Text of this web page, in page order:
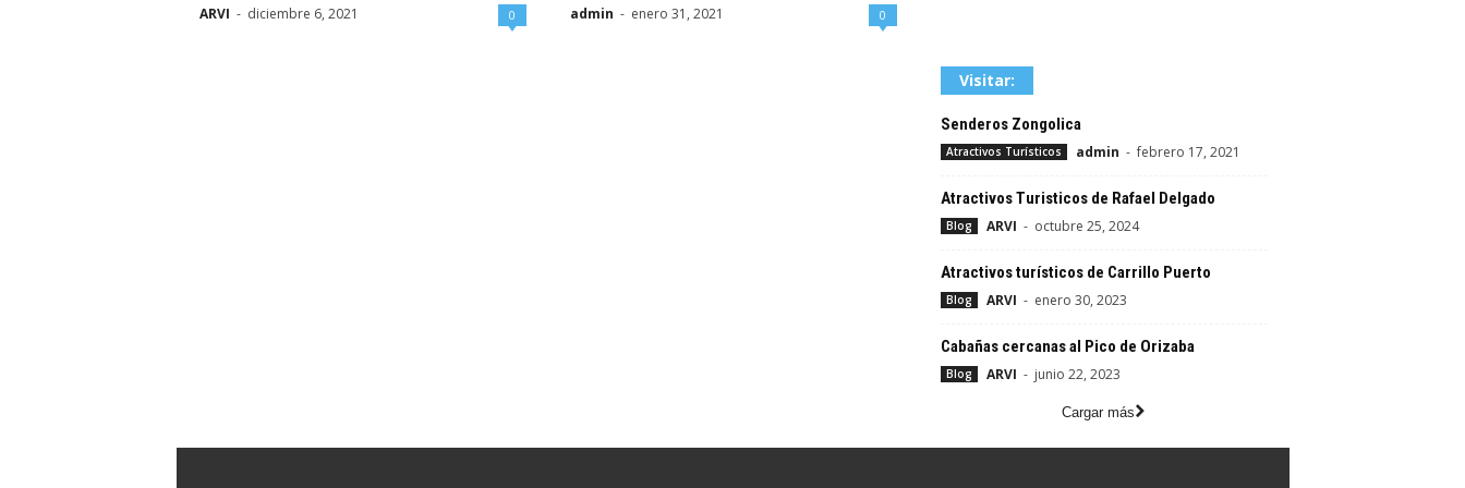
ARVI - diciembre 6, 2021 0 admin - enero 31, 2021 0
Visitar:
Senderos Zongolica
Atractivos Turísticos admin - febrero 17, 2021
Atractivos Turisticos de Rafael Delgado
Blog ARVI - octubre 25, 2024
Atractivos turísticos de Carrillo Puerto
Blog ARVI - enero 30, 2023
Cabañas cercanas al Pico de Orizaba
Blog ARVI - junio 22, 2023
Cargar más